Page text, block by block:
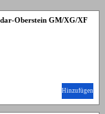
Oberstein GM/XG/XF
Hinzufügen